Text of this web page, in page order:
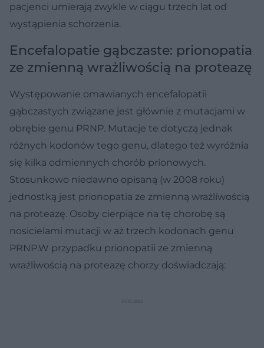
pacjenci umierają zwykle w ciągu trzech lat od
wystąpienia schorzenia.
Encefalopatie gąbczaste: prionopatia
ze zmienną wrażliwością na proteazę
Występowanie omawianych encefalopatii
gąbczastych związane jest głównie z mutacjami w
obrębie genu PRNP. Mutacje te dotyczą jednak
różnych kodonów tego genu, dlatego też wyróżnia
się kilka odmiennych chorób prionowych.
Stosunkowo niedawno opisaną (w 2008 roku)
jednostką jest prionopatia ze zmienną wrażliwością
na proteazę. Osoby cierpiące na tę chorobę są
nosicielami mutacji w aż trzech kodonach genu
PRNP.W przypadku prionopatii ze zmienną
wrażliwością na proteazę chorzy doświadczają: